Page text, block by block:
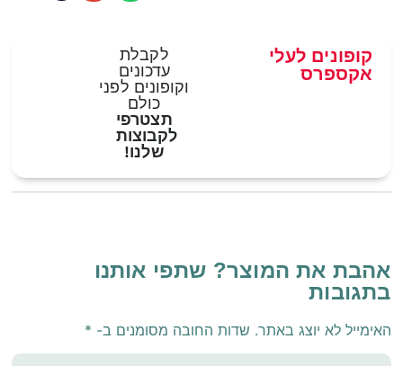
לקבלת
עדכונים
וקופונים לפני
כולם
תצטרפי
לקבוצות
שלנו!
קופונים לעלי
אקספרס
אהבת את המוצר? שתפי אותנו
בתגובות
האימייל לא יוצג באתר. שדות החובה מסומנים ב- *